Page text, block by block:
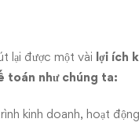
lại được một vài lợi ích
toán như chúng ta:
kinh doanh, hoạt